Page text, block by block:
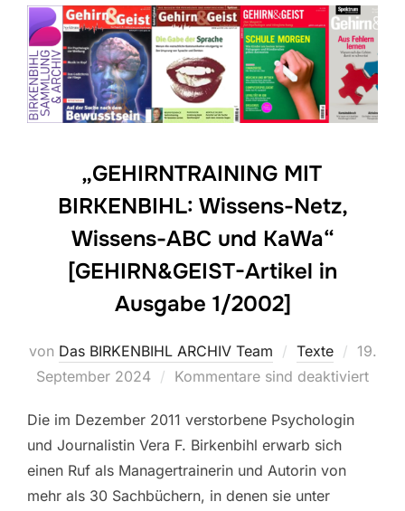
„GEHIRNTRAINING MIT
BIRKENBIHL: Wissens-Netz,
Wissens-ABC und KaWa“
[GEHIRN&GEIST-Artikel in
Ausgabe 1/2002]
von Das BIRKENBIHL ARCHIV Team Texte
am
19.
September 2024
Kommentare sind deaktiviert
Die im Dezember 2011 verstorbene Psychologin
und Journalistin Vera F. Birkenbihl erwarb sich
einen Ruf als Managertrainerin und Autorin von
mehr als 30 Sachbüchern, in denen sie unter